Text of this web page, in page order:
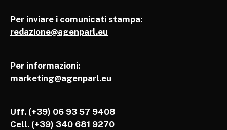
Per inviare i comunicati stampa:
redazione@agenparl.eu
Per informazioni:
marketing@agenparl.eu
Uff. (+39) 06 93 57 9408
Cell. (+39) 340 681 9270